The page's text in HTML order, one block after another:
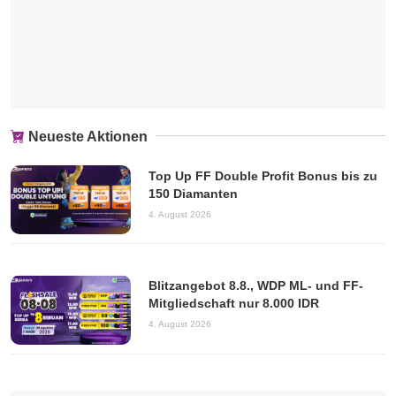
Neueste Aktionen
Top Up FF Double Profit Bonus bis zu
150 Diamanten
4. August 2026
Blitzangebot 8.8., WDP ML- und FF-
Mitgliedschaft nur 8.000 IDR
4. August 2026